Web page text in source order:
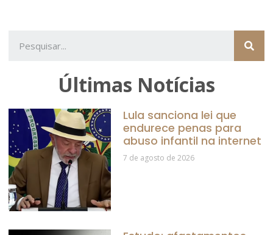
Últimas Notícias
Lula sanciona lei que
endurece penas para
abuso infantil na internet
7 de agosto de 2026